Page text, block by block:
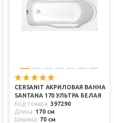
CERSANIT АКРИЛОВАЯ ВАННА
SANTANA 170 УЛЬТРА БЕЛАЯ
Код товара 397290
Длина
170 см
Ширина
70 см